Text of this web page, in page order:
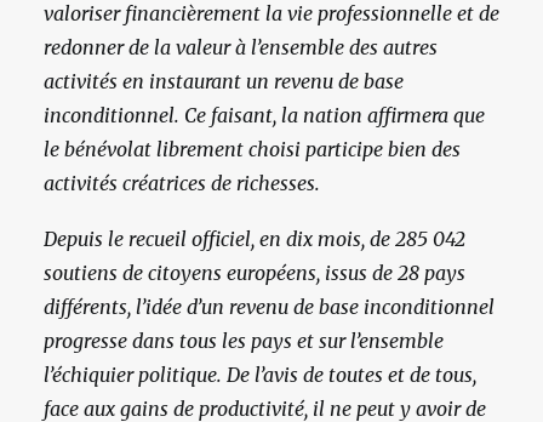
valoriser financièrement la vie professionnelle et de
redonner de la valeur à l’ensemble des autres
activités en instaurant un revenu de base
inconditionnel. Ce faisant, la nation affirmera que
le bénévolat librement choisi participe bien des
activités créatrices de richesses.
Depuis le recueil officiel, en dix mois, de 285 042
soutiens de citoyens européens, issus de 28 pays
différents, l’idée d’un revenu de base inconditionnel
progresse dans tous les pays et sur l’ensemble
l’échiquier politique. De l’avis de toutes et de tous,
face aux gains de productivité, il ne peut y avoir de